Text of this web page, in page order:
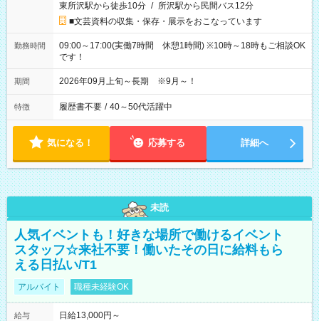
東所沢駅から徒歩10分 / 所沢駅から民間バス12分
■文芸資料の収集・保存・展示をおこなっています
勤務時間
09:00～17:00(実働7時間 休憩1時間) ※10時～18時もご相談OK
です！
期間 2026年09月上旬～長期 ※9月～！
特徴 履歴書不要 / 40～50代活躍中
気になる！ 応募する 詳細へ
未読
人気イベントも！好きな場所で働けるイベント
スタッフ☆来社不要！働いたその日に給料もら
える日払い/T1
アルバイト 職種未経験OK
給与
日給13,000円～